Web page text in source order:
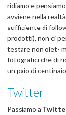
ridiamo e
avviene nella
sufficiente di
prodotti), non ci
testare non olet-
fotografici che di
un paio di
Twitter
Passiamo a